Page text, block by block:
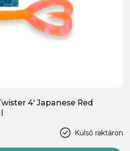
4' Japanese Red
Külső raktáron